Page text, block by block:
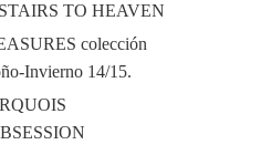
TO HEAVEN
colección
Invierno 14/15.